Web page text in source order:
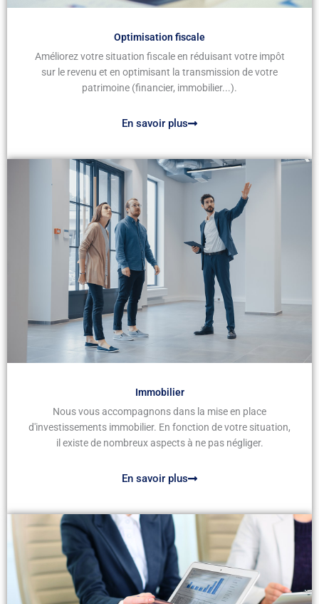
Optimisation fiscale
Améliorez votre situation fiscale en réduisant votre impôt
sur le revenu et en optimisant la transmission de votre
patrimoine (financier, immobilier...).
En savoir plus
Immobilier
Nous vous accompagnons dans la mise en place
d'investissements immobilier. En fonction de votre situation,
il existe de nombreux aspects à ne pas négliger.
En savoir plus